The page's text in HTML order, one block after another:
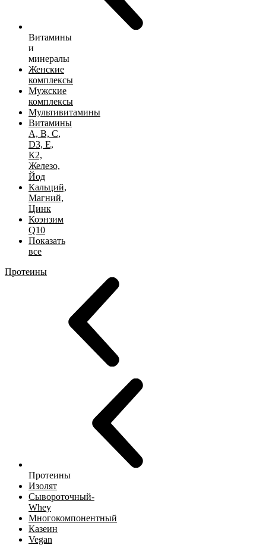
Витамины
и
минералы
Женские
комплексы
Мужские
комплексы
Мультивитамины
Витамины
А, B, C,
D3, Е,
К2,
Железо,
Йод
Кальций,
Магний,
Цинк
Коэнзим
Q10
Показать
все
Протеины
Протеины
Изолят
Сывороточный-
Whey
Многокомпонентный
Казеин
Vegan